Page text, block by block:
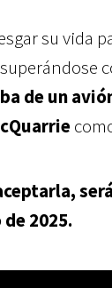
su vida
de un
2025.